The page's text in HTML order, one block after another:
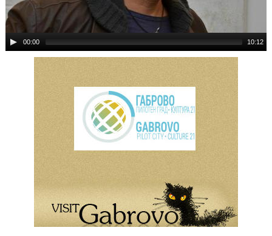
00:00 10:12